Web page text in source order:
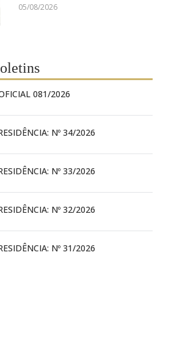
05/08/2026
081/2026
Nº 34/2026
Nº 33/2026
Nº 32/2026
Nº 31/2026